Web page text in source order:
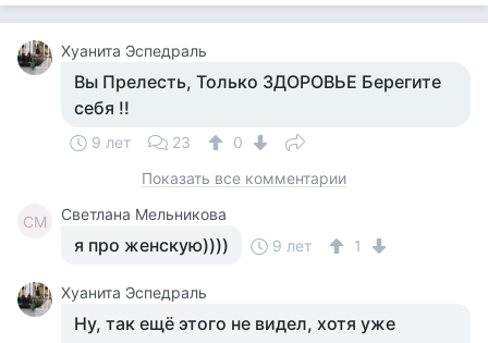
Хуанита Эспедраль
Вы Прелесть, Только ЗДОРОВЬЕ Берегите
себя !!
9 лет 23
0
Показать все комментарии
СМ Светлана Мельникова
я про женскую)))) 9 лет 1
Хуанита Эспедраль
Ну, так ещё этого не видел, хотя уже